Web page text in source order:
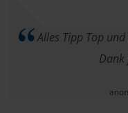
Alles Tipp Top
Dank